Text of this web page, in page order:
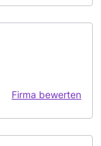
Firma bewerten